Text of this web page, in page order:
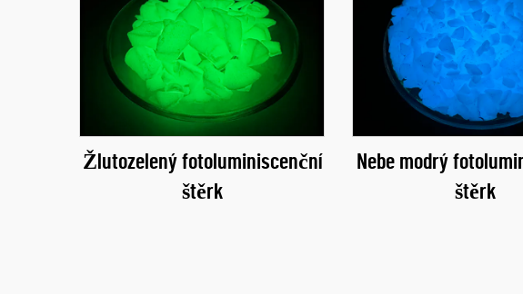
Žlutozelený fotoluminiscenční
štěrk
Nebe modrý
štěrk